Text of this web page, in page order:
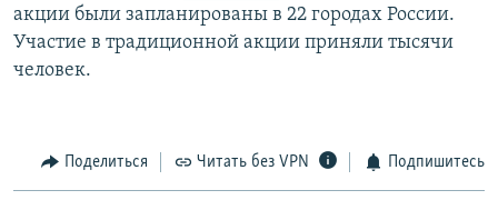
акции были запланированы в 22 городах России.
Участие в традиционной акции приняли тысячи
человек.
Поделиться Читать без VPN Подпишитесь